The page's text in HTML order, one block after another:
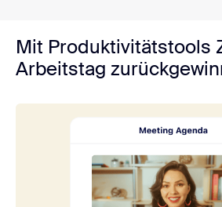
Mit Produktivitätstools
Arbeitstag